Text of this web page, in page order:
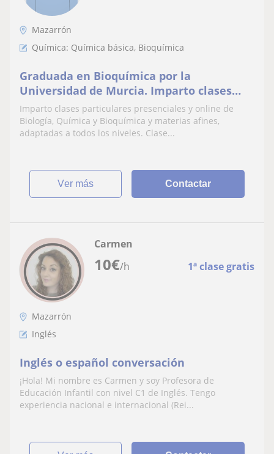
Mazarrón
Química: Química básica, Bioquímica
Graduada en Bioquímica por la
Universidad de Murcia. Imparto clases
particulares presenciales y online.
Imparto clases particulares presenciales y online de
Biología, Química y Bioquímica y materias afines,
adaptadas a todos los niveles. Clase...
ver más Contactar
10€/h 1ª clase gratis
Carmen
Mazarrón
Inglés
Inglés o español conversación
¡Hola! Mi nombre es Carmen y soy Profesora de
Educación Infantil con nivel C1 de Inglés. Tengo
experiencia nacional e internacional (Rei...